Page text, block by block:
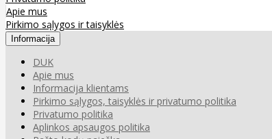
Apie mus
Pirkimo sąlygos ir taisyklės
Informacija
DUK
Apie mus
Informacija klientams
Pirkimo sąlygos, taisyklės ir privatumo politika
Privatumo politika
Aplinkos apsaugos politika